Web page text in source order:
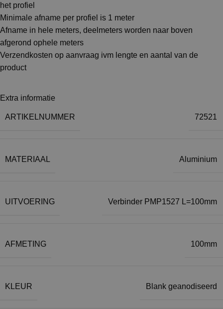
het profiel
Minimale afname per profiel is 1 meter
Afname in hele meters, deelmeters worden naar boven
afgerond ophele meters
Verzendkosten op aanvraag ivm lengte en aantal van de
product
Extra informatie
ARTIKELNUMMER 72521
MATERIAAL Aluminium
UITVOERING Verbinder PMP1527 L=100mm
AFMETING 100mm
KLEUR Blank geanodiseerd